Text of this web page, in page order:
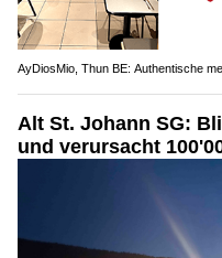
AyDiosMio, Thun BE: Authentische
Alt St. Johann SG:
und verursacht